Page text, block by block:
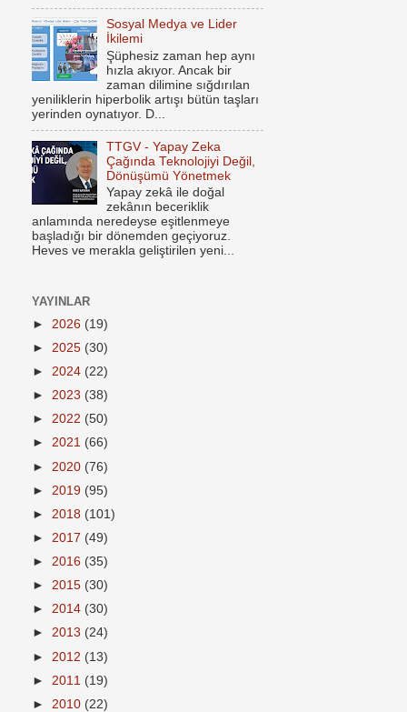
Sosyal Medya ve Lider
İkilemi
Şüphesiz zaman hep aynı
hızla akıyor. Ancak bir
zaman dilimine sığdırılan
yeniliklerin hiperbolik artışı bütün taşları
yerinden oynatıyor. D...
TTGV - Yapay Zeka
Çağında Teknolojiyi Değil,
Dönüşümü Yönetmek
Yapay zekâ ile doğal
zekânın beceriklik
anlamında neredeyse eşitlenmeye
başladığı bir dönemden geçiyoruz.
Heves ve merakla geliştirilen yeni...
YAYINLAR
► 2026 (19)
► 2025 (30)
► 2024 (22)
► 2023 (38)
► 2022 (50)
► 2021 (66)
► 2020 (76)
► 2019 (95)
► 2018 (101)
► 2017 (49)
► 2016 (35)
► 2015 (30)
► 2014 (30)
► 2013 (24)
► 2012 (13)
► 2011 (19)
► 2010 (22)